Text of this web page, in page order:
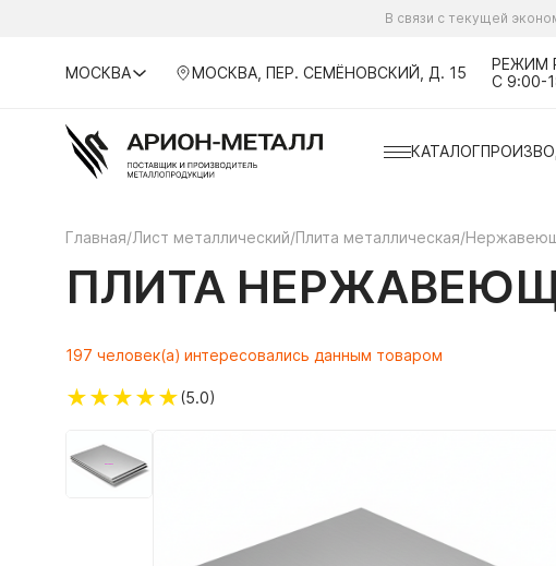
В связи с текущей
МОСКВА МОСКВА, ПЕР. СЕМЁНОВСКИЙ, Д. 15
РЕЖИМ
С 9:00-
КАТАЛОГ
Главная/Лист металлический/Плита металлическая/
ПЛИТА
197 человек(а) интересовались данным товаром
★★★★★(5.0)